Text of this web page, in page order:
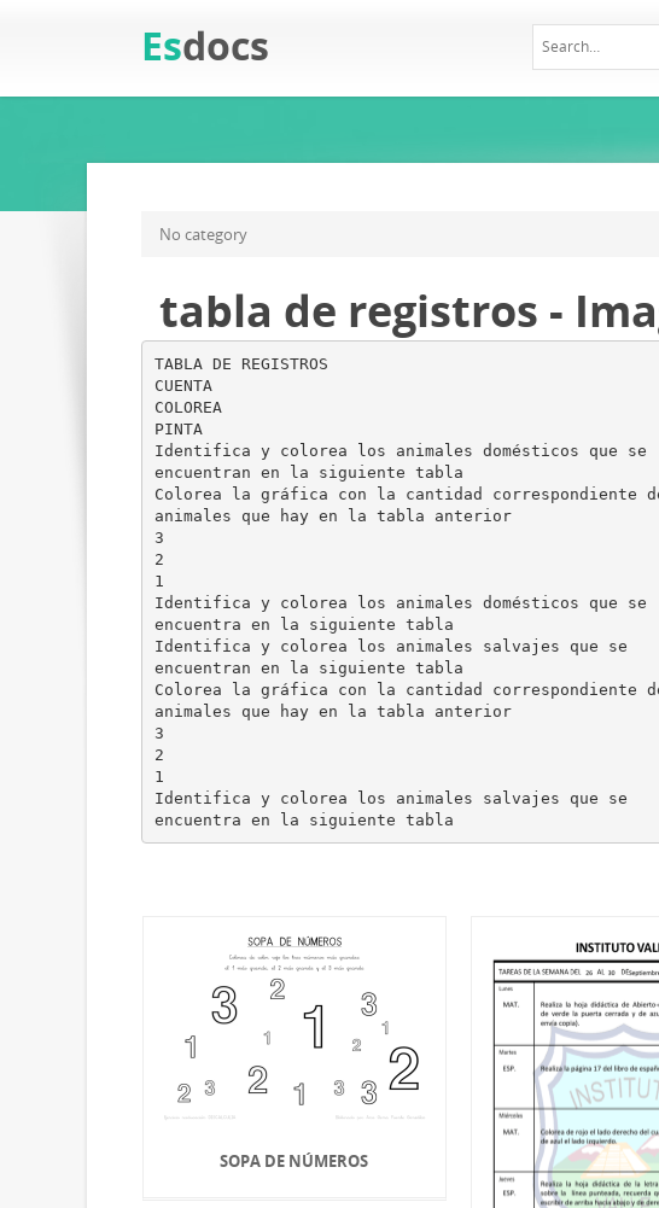
Esdocs
No category
tabla de registros -
TABLA DE REGISTROS
CUENTA
COLOREA
PINTA
Identifica y colorea los animales domésticos que se
encuentran en la siguiente tabla
Colorea la gráfica con la cantidad correspondiente
animales que hay en la tabla anterior
3
2
1
Identifica y colorea los animales domésticos que se
encuentra en la siguiente tabla
Identifica y colorea los animales salvajes que se
encuentran en la siguiente tabla
Colorea la gráfica con la cantidad correspondiente
animales que hay en la tabla anterior
3
2
1
Identifica y colorea los animales salvajes que se
SOPA DE NÚMEROS